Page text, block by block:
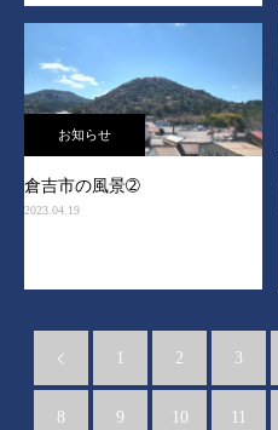
お知らせ
倉吉市の風景➁
2023.04.19
1 2 3
8 9 10 11